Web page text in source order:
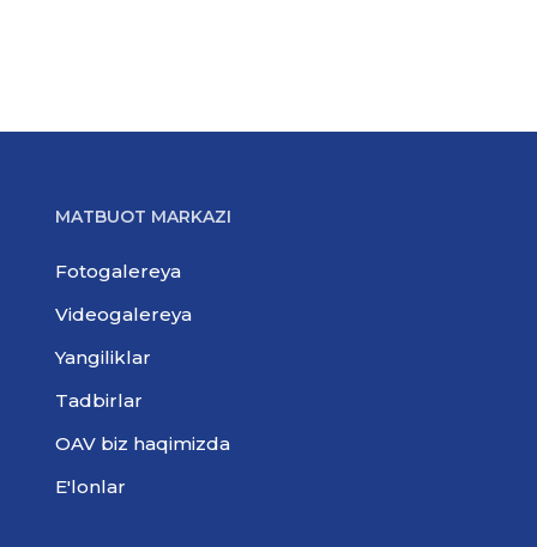
MATBUOT MARKAZI
Fotogalereya
Videogalereya
Yangiliklar
Tadbirlar
OAV biz haqimizda
E'lonlar